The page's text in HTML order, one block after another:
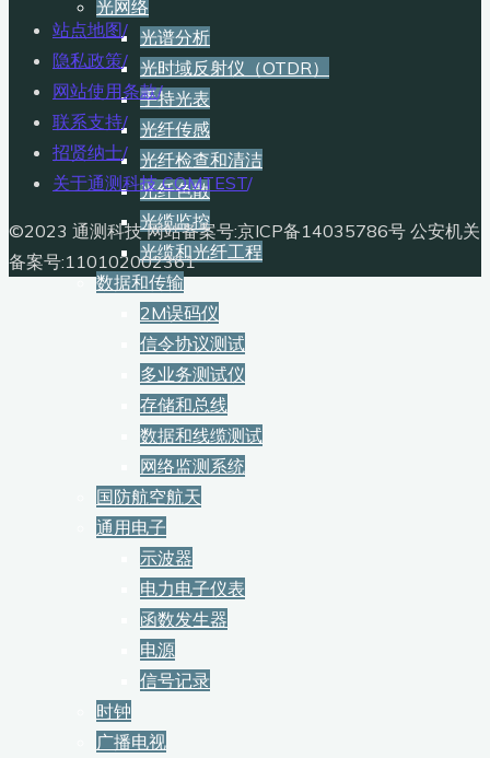
光网络
光谱分析
光时域反射仪（OTDR）
手持光表
光纤传感
光纤检查和清洁
光纤色散
光缆监控
光缆和光纤工程
数据和传输
2M误码仪
信令协议测试
多业务测试仪
存储和总线
数据和线缆测试
网络监测系统
国防航空航天
通用电子
示波器
电力电子仪表
函数发生器
电源
信号记录
时钟
广播电视
站点地图/
隐私政策/
网站使用条款/
联系支持/
招贤纳士/
关于通测科技 COMTEST/
©2023 通测科技 网站备案号:京ICP备14035786号 公安机关
备案号:110102002361